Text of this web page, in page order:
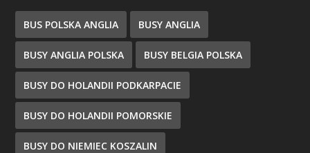
BUS POLSKA ANGLIA BUSY ANGLIA
BUSY ANGLIA POLSKA BUSY BELGIA POLSKA
BUSY DO HOLANDII PODKARPACIE
BUSY DO HOLANDII POMORSKIE
BUSY DO NIEMIEC KOSZALIN